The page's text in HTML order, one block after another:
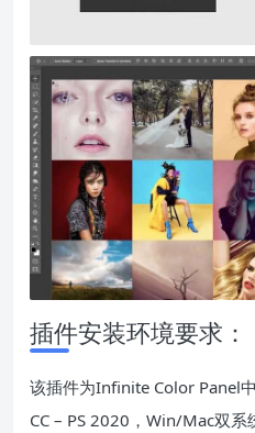
插件安装环境要求：
该插件为Infinite Color Panel
CC – PS 2020，Win/Mac双系